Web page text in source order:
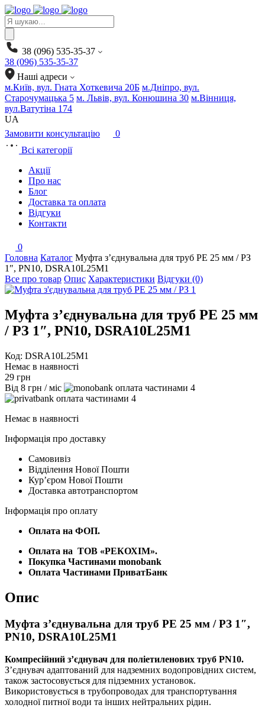
Products
search
38 (096) 535-35-37
38 (096) 535-35-37
Наші адреси
м.Київ, вул. Гната Хоткевича 20Б м.Дніпро, вул.
Старочумацька 5 м. Львів, вул. Конюшина 30 м.Вінниця,
вул.Ватутіна 174
UA
Замовити консультацію
0
Всі категорії
Акції
Про нас
Блог
Доставка та оплата
Відгуки
Контакти
0
Головна Каталог Муфта з’єднувальна для труб PE 25 мм / РЗ
1″, PN10, DSRA10L25M1
Все про товар Опис Характеристики Відгуки (0)
Муфта з’єднувальна для труб PE 25 мм
/ РЗ 1″, PN10, DSRA10L25M1
Код: DSRA10L25M1
Немає в наявності
29 грн
Від 8 грн / міс
4
4
Немає в наявності
Інформація про доставку
Самовивіз
Відділення Нової Пошти
Курʼєром Нової Пошти
Доставка автотранспортом
Інформація про оплату
Оплата на ФОП.
Оплата на ТОВ «РЕКОХІМ».
Покупка Частинами monobank
Оплата Частинами ПриватБанк
Опис
Муфта з’єднувальна для труб PE 25 мм / РЗ 1″,
PN10, DSRA10L25M1
Компресійний з’єднувач для поліетиленових труб PN10.
З’єднувач адаптований для надземних водопровідних систем,
також застосовується для підземних установок.
Використовується в трубопроводах для транспортування
холодної питної води та інших нейтральних рідин.